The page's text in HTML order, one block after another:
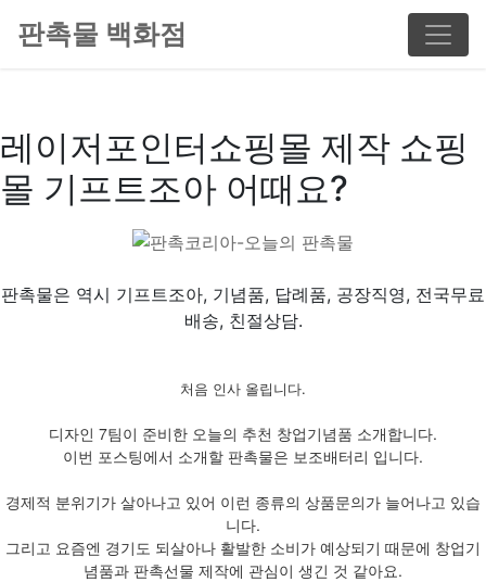
판촉물 백화점
레이저포인터쇼핑몰 제작 쇼핑
몰 기프트조아 어때요?
판촉물은 역시 기프트조아, 기념품, 답례품, 공장직영, 전국무료
배송, 친절상담.
처음 인사 올립니다.
디자인 7팀이 준비한 오늘의 추천 창업기념품 소개합니다.
이번 포스팅에서 소개할 판촉물은 보조배터리 입니다.
경제적 분위기가 살아나고 있어 이런 종류의 상품문의가 늘어나고 있습
니다.
그리고 요즘엔 경기도 되살아나 활발한 소비가 예상되기 때문에 창업기
념품과 판촉선물 제작에 관심이 생긴 것 같아요.